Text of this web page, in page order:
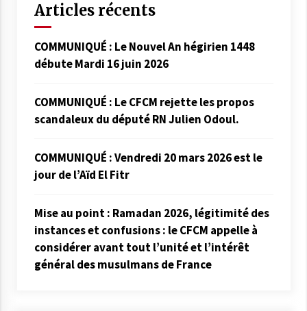
Articles récents
COMMUNIQUÉ : Le Nouvel An hégirien 1448
débute Mardi 16 juin 2026
COMMUNIQUÉ : Le CFCM rejette les propos
scandaleux du député RN Julien Odoul.
COMMUNIQUÉ : Vendredi 20 mars 2026 est le
jour de l’Aïd El Fitr
Mise au point : Ramadan 2026, légitimité des
instances et confusions : le CFCM appelle à
considérer avant tout l’unité et l’intérêt
général des musulmans de France